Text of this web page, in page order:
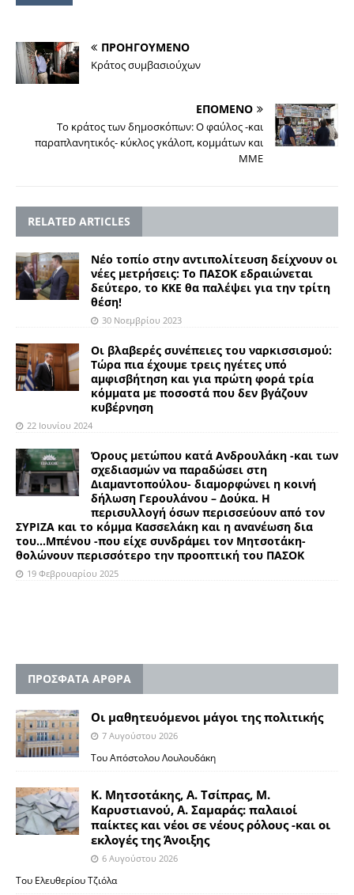
ΠΡΟΗΓΟΥΜΕΝΟ
Κράτος συμβασιούχων
ΕΠΟΜΕΝΟ
Το κράτος των δημοσκόπων: Ο φαύλος -και
παραπλανητικός- κύκλος γκάλοπ, κομμάτων και
ΜΜΕ
RELATED ARTICLES
Νέο τοπίο στην αντιπολίτευση δείχνουν οι
νέες μετρήσεις: Το ΠΑΣΟΚ εδραιώνεται
δεύτερο, το ΚΚΕ θα παλέψει για την τρίτη
θέση!
30 Νοεμβρίου 2023
Οι βλαβερές συνέπειες του ναρκισσισμού:
Τώρα πια έχουμε τρεις ηγέτες υπό
αμφισβήτηση και για πρώτη φορά τρία
κόμματα με ποσοστά που δεν βγάζουν
κυβέρνηση
22 Ιουνίου 2024
Όρους μετώπου κατά Ανδρουλάκη -και των
σχεδιασμών να παραδώσει στη
Διαμαντοπούλου- διαμορφώνει η κοινή
δήλωση Γερουλάνου – Δούκα. Η
περισυλλογή όσων περισσεύουν από τον
ΣΥΡΙΖΑ και το κόμμα Κασσελάκη και η ανανέωση δια
του…Μπένου -που είχε συνδράμει τον Μητσοτάκη-
θολώνουν περισσότερο την προοπτική του ΠΑΣΟΚ
19 Φεβρουαρίου 2025
ΠΡΟΣΦΑΤΑ ΑΡΘΡΑ
Οι μαθητευόμενοι μάγοι της πολιτικής
7 Αυγούστου 2026
Του Απόστολου Λουλουδάκη
Κ. Μητσοτάκης, Α. Τσίπρας, Μ.
Καρυστιανού, Α. Σαμαράς: παλαιοί
παίκτες και νέοι σε νέους ρόλους -και οι
εκλογές της Άνοιξης
6 Αυγούστου 2026
Του Ελευθερίου Τζιόλα